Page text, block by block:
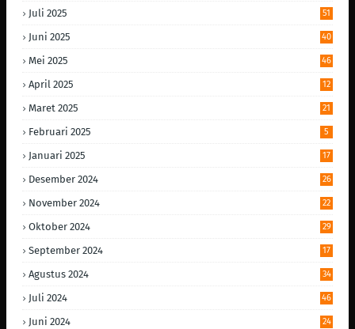
Juli 2025 51
Juni 2025 40
Mei 2025 46
April 2025 12
Maret 2025 21
Februari 2025 5
Januari 2025 17
Desember 2024 26
November 2024 22
Oktober 2024 29
September 2024 17
Agustus 2024 34
Juli 2024 46
Juni 2024 24